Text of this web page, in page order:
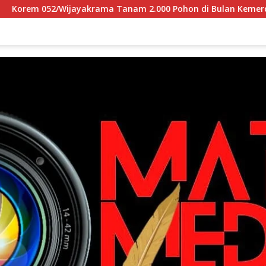
Tanam 2.000 Pohon di Bulan Kemerdekaan, Gaungkan